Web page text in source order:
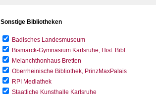
Sonstige Bibliotheken
Badisches Landesmuseum
Bismarck-Gymnasium Karlsruhe, Hist. Bibl.
Melanchthonhaus Bretten
Oberrheinische Bibliothek, PrinzMaxPalais
RPI Mediathek
Staatliche Kunsthalle Karlsruhe